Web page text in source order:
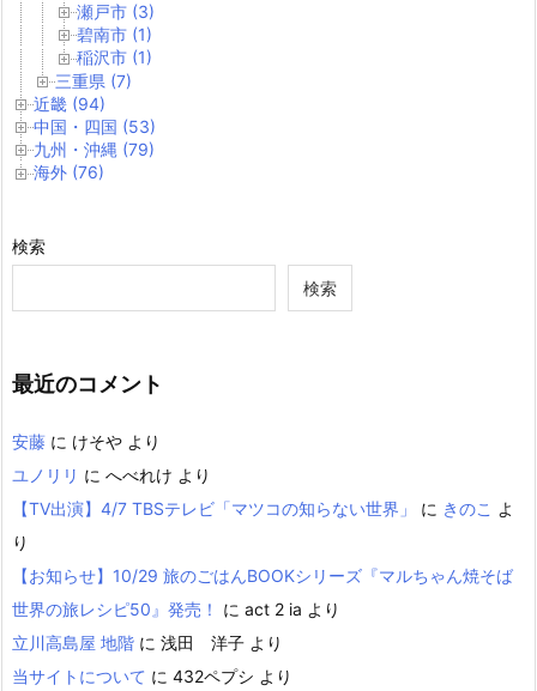
瀬戸市 (3)
碧南市 (1)
稲沢市 (1)
三重県 (7)
近畿 (94)
中国・四国 (53)
九州・沖縄 (79)
海外 (76)
検索
検索
最近のコメント
安藤 に けそや より
ユノリリ に へべれけ より
【TV出演】4/7 TBSテレビ「マツコの知らない世界」
に きのこ よ
り
【お知らせ】10/29 旅のごはんBOOKシリーズ『マルちゃん焼そば
世界の旅レシピ50』発売！
に act 2 ia より
立川高島屋 地階 に 浅田 洋子 より
当サイトについて に 432ペプシ より